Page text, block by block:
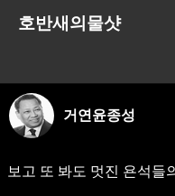
호반새의물샷
거연윤종성
보고 또 봐도 멋진 욘석들